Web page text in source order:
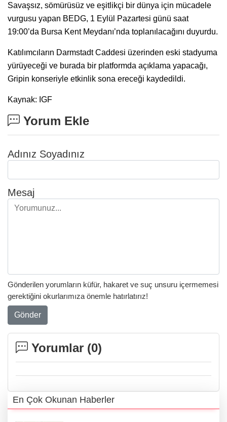
Savaşsız, sömürüsüz ve eşitlikçi bir dünya için mücadele
vurgusu yapan BEDG, 1 Eylül Pazartesi günü saat
19:00’da Bursa Kent Meydanı’nda toplanılacağını duyurdu.
Katılımcıların Darmstadt Caddesi üzerinden eski stadyuma
yürüyeceği ve burada bir platformda açıklama yapacağı,
Gripin konseriyle etkinlik sona ereceği kaydedildi.
Kaynak: IGF
Yorum Ekle
Adınız Soyadınız
Mesaj
Gönderilen yorumların küfür, hakaret ve suç unsuru içermemesi
gerektiğini okurlarımıza önemle hatırlatırız!
Gönder
Yorumlar (0)
En Çok Okunan Haberler